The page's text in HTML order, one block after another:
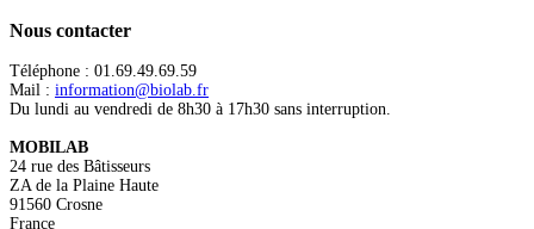
Nous contacter
Téléphone : 01.69.49.69.59
Mail : information@biolab.fr
Du lundi au vendredi de 8h30 à 17h30 sans interruption.
MOBILAB
24 rue des Bâtisseurs
ZA de la Plaine Haute
91560 Crosne
France